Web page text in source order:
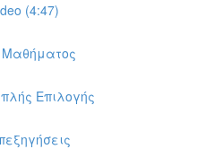
(4:47)
Μαθήματος
Επιλογής